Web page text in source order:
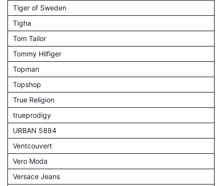
Tiger of Sweden
Tigha
Tom Tailor
Tommy Hilfiger
Topman
Topshop
True Religion
trueprodigy
URBAN 5884
Ventcouvert
Vero Moda
Versace Jeans